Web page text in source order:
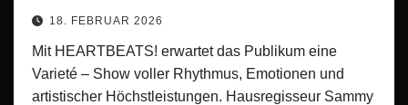
18. FEBRUAR 2026
Mit HEARTBEATS! erwartet das Publikum eine
Varieté – Show voller Rhythmus, Emotionen und
artistischer Höchstleistungen. Hausregisseur Sammy